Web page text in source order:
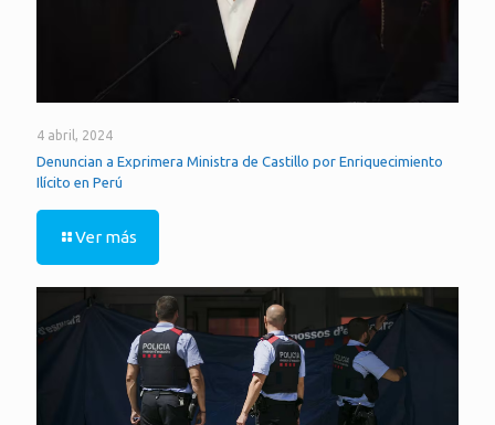
4 abril, 2024
Denuncian a Exprimera Ministra de Castillo por Enriquecimiento
Ilícito en Perú
Ver más